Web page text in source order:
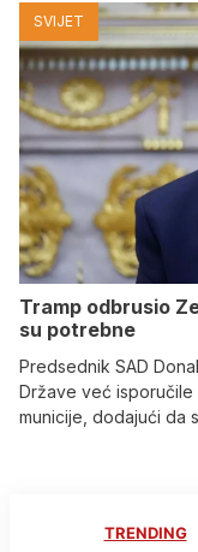
SVIJET
Tramp odbrusio
su potrebne
Predsednik SAD
Države već isporučile
municije, dodajući da
TRENDING